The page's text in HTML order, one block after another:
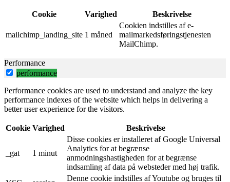
Cookie Varighed Beskrivelse
mailchimp_landing_site 1 måned
Cookien indstilles af e-
mailmarkedsføringstjenesten
MailChimp.
Performance
performance
Performance cookies are used to understand and analyze the key
performance indexes of the website which helps in delivering a
better user experience for the visitors.
Cookie Varighed Beskrivelse
_gat 1 minut
Disse cookies er installeret af Google Universal
Analytics for at begrænse
anmodningshastigheden for at begrænse
indsamling af data på websteder med høj trafik.
Denne cookie indstilles af Youtube og bruges til